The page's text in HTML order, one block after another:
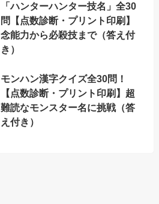
「ハンターハンター技名」全30
問【点数診断・プリント印刷】
念能力から必殺技まで（答え付
き）
モンハン漢字クイズ全30問！
【点数診断・プリント印刷】超
難読なモンスター名に挑戦（答
え付き）